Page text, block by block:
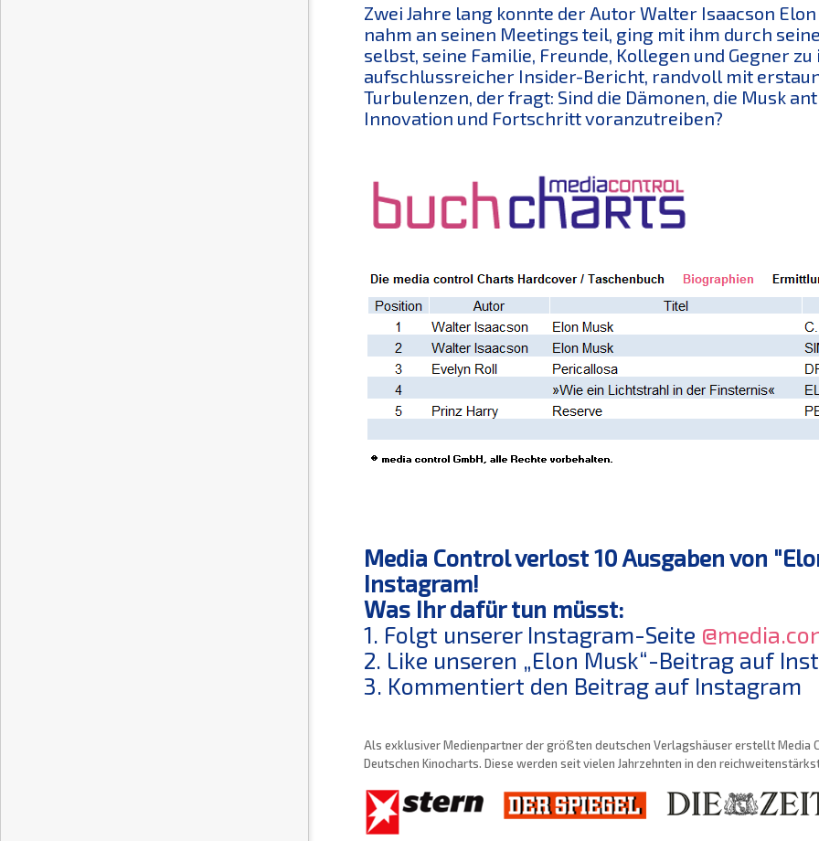
Zwei Jahre lang konnte der Autor Walter Isaacson
nahm an seinen Meetings teil, ging mit ihm durch
selbst, seine Familie, Freunde, Kollegen und Gegner
aufschlussreicher Insider-Bericht, randvoll mit
Turbulenzen, der fragt: Sind die Dämonen, die Musk
Innovation und Fortschritt voranzutreiben?
Media Control verlost 10 Ausgaben von
Instagram!
Was Ihr dafür tun müsst:
1. Folgt unserer Instagram-Seite
2. Like unseren „Elon Musk“-Beitrag auf
3. Kommentiert den Beitrag auf Instagram
Als exklusiver Medienpartner der größten deutschen Verlagshäuser erstellt
Deutschen Kinocharts. Diese werden seit vielen Jahrzehnten in den